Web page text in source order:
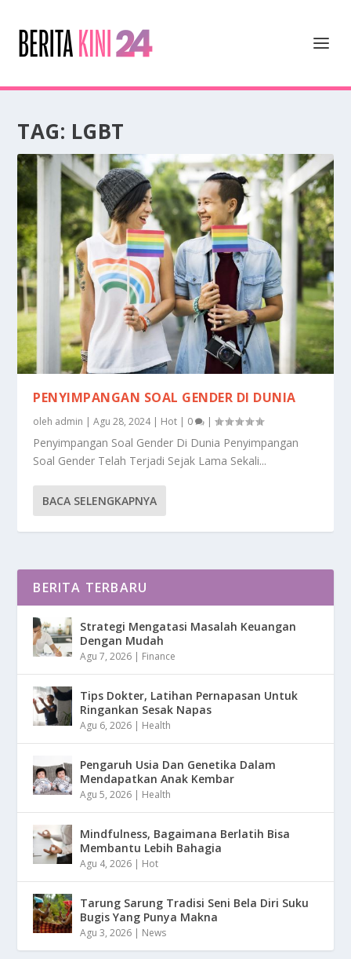
TAG: LGBT
PENYIMPANGAN SOAL GENDER DI DUNIA
oleh admin |Agu 28, 2024| Hot | 0 |
Penyimpangan Soal Gender Di Dunia Penyimpangan
Soal Gender Telah Terjadi Sejak Lama Sekali...
BACA SELENGKAPNYA
BERITA TERBARU
Strategi Mengatasi Masalah Keuangan
Dengan Mudah
Agu 7, 2026 | Finance
Tips Dokter, Latihan Pernapasan Untuk
Ringankan Sesak Napas
Agu 6, 2026 | Health
Pengaruh Usia Dan Genetika Dalam
Mendapatkan Anak Kembar
Agu 5, 2026 | Health
Mindfulness, Bagaimana Berlatih Bisa
Membantu Lebih Bahagia
Agu 4, 2026 | Hot
Tarung Sarung Tradisi Seni Bela Diri Suku
Bugis Yang Punya Makna
Agu 3, 2026 | News